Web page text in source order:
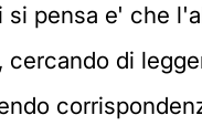
pensa e' che
di